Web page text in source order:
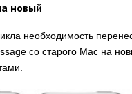
новый
необходимость
со старого Mac на